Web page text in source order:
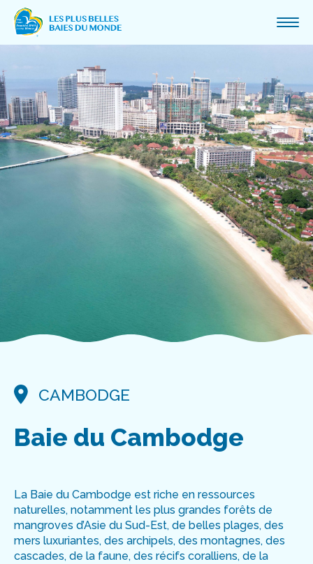
MOT DU PRÉSIDENT
QUI SOMMES-NOUS ET HISTORIQUE
MISSION ET VALEURS
CHARTE
PROJETS ET PARTENARIAT
CONGRÈS 2024 DAKHLA,MAROC
CONTACT
CAMBODGE
Baie du Cambodge
La Baie du Cambodge est riche en ressources
naturelles, notamment les plus grandes forêts de
mangroves d’Asie du Sud-Est, de belles plages, des
mers luxuriantes, des archipels, des montagnes, des
cascades, de la faune, des récifs coralliens, de la